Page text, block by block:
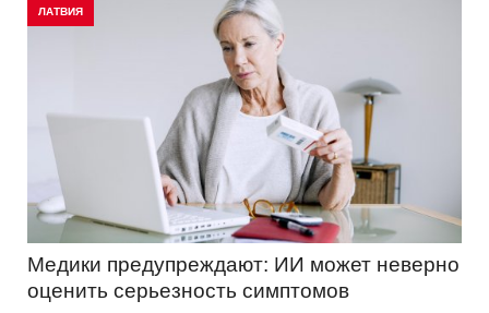
ЛАТВИЯ
Медики предупреждают: ИИ может неверно
оценить серьезность симптомов